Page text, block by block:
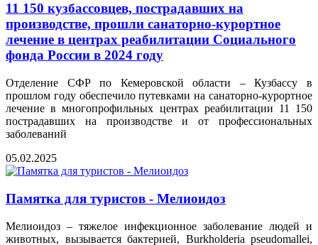
11 150 кузбассовцев, пострадавших на
производстве, прошли санаторно-курортное
лечение в центрах реабилитации Социального
фонда России в 2024 году
Отделение СФР по Кемеровской области – Кузбассу в
прошлом году обеспечило путевками на санаторно-курортное
лечение в многопрофильных центрах реабилитации 11 150
пострадавших на производстве и от профессиональных
заболеваний
05.02.2025
Памятка для туристов - Мелиоидоз
Мелиоидоз – тяжелое инфекционное заболевание людей и
животных, вызывается бактерией, Burkholderia pseudomallei,